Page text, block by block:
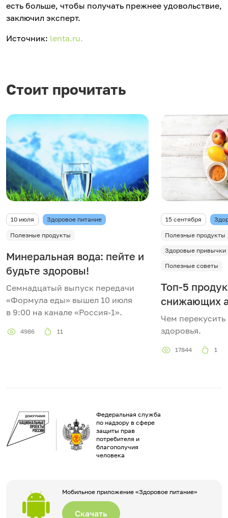
есть больше, чтобы получать прежнее удовольствие,
заключил эксперт.
Источник: lenta.ru.
Стоит прочитать
10 июля Здоровое питание
Полезные продукты
Минеральная вода: пейте и
будьте здоровы!
Семнадцатый выпуск передачи
«Формула еды» вышел 10 июля
в 9:00 на канале «Россия-1».
4986 11
15 сентября
Полезные продукты
Здоровые привычки
Полезные советы
Топ-5
снижающих
Чем перекусить
здоровья.
17844 1
Федеральная служба
по надзору в сфере
защиты прав
потребителя и
благополучия
человека
Мобильное приложение «Здоровое питание»
Скачать